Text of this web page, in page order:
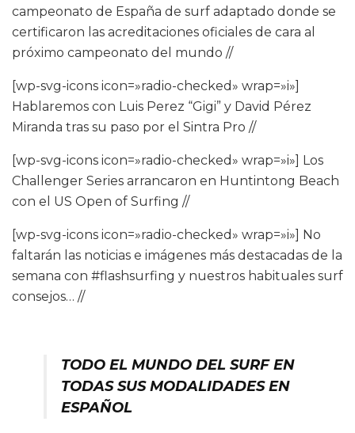
campeonato de España de surf adaptado donde se
certificaron las acreditaciones oficiales de cara al
próximo campeonato del mundo //
[wp-svg-icons icon=»radio-checked» wrap=»i»]
Hablaremos con Luis Perez “Gigi” y David Pérez
Miranda tras su paso por el Sintra Pro //
[wp-svg-icons icon=»radio-checked» wrap=»i»] Los
Challenger Series arrancaron en Huntintong Beach
con el US Open of Surfing //
[wp-svg-icons icon=»radio-checked» wrap=»i»] No
faltarán las noticias e imágenes más destacadas de la
semana con #flashsurfing y nuestros habituales surf
consejos… //
TODO EL MUNDO DEL SURF EN
TODAS SUS MODALIDADES EN
ESPAÑOL